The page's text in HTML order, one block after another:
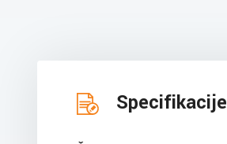
Specifikacije